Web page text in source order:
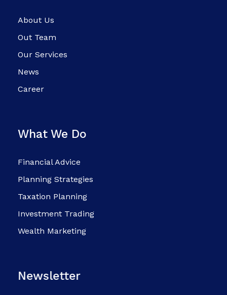
About Us
Out Team
Our Services
News
Career
What We Do
Financial Advice
Planning Strategies
Taxation Planning
Investment Trading
Wealth Marketing
Newsletter